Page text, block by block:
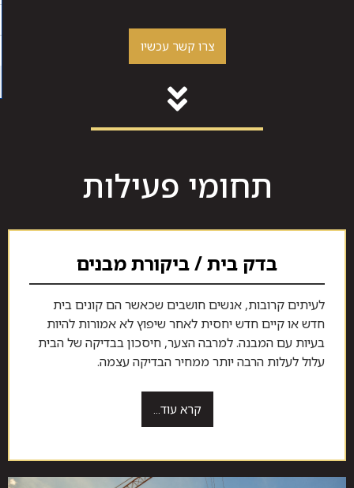
צרו קשר עכשיו
תחומי פעילות
בדק בית / ביקורת מבנים
לעיתים קרובות, אנשים חושבים שכאשר הם קונים בית
חדש או קיים חדש יחסית לאחר שיפוץ לא אמורות להיות
בעיות עם המבנה. למרבה הצער, חיסכון בבדיקה של הבית
עלול לעלות הרבה יותר ממחיר הבדיקה עצמה.
קרא עוד...